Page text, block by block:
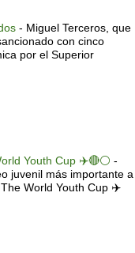
- Miguel Terceros, que
con cinco
por el Superior
Youth Cup ✈️🔴⚪️ -
juvenil más importante a
World Youth Cup ✈️